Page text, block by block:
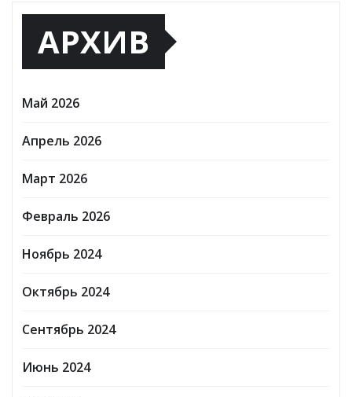
АРХИВ
Май 2026
Апрель 2026
Март 2026
Февраль 2026
Ноябрь 2024
Октябрь 2024
Сентябрь 2024
Июнь 2024